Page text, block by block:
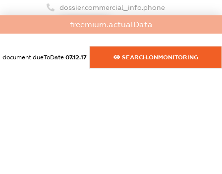
dossier.commercial_info.phone
XXXXXXXXXX
XXXXXXXXXX
freemium.actualData
document.dueToDate 07.12.17 SEARCH.ONMONITORING